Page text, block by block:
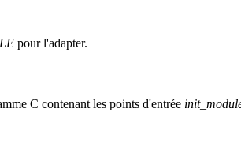
pour l'adapter.
C contenant les points d'entrée